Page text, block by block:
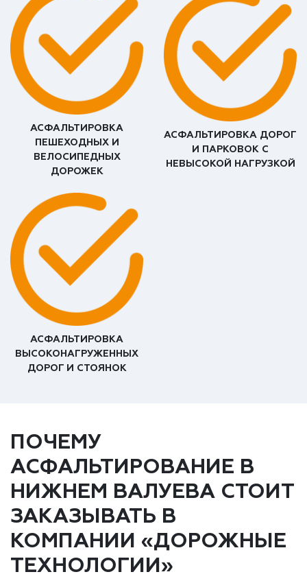
АСФАЛЬТИРОВКА
ПЕШЕХОДНЫХ И
ВЕЛОСИПЕДНЫХ
ДОРОЖЕК
АСФАЛЬТИРОВКА ДОРОГ
И ПАРКОВОК С
НЕВЫСОКОЙ НАГРУЗКОЙ
АСФАЛЬТИРОВКА
ВЫСОКОНАГРУЖЕННЫХ
ДОРОГ И СТОЯНОК
ПОЧЕМУ
АСФАЛЬТИРОВАНИЕ В
НИЖНЕМ ВАЛУЕВА СТОИТ
ЗАКАЗЫВАТЬ В
КОМПАНИИ «ДОРОЖНЫЕ
ТЕХНОЛОГИИ»